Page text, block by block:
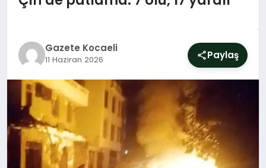
EKONOMI
MAGAZIN
SIYASET
YAŞAM
DÜNYA
Gazete Kocaeli
11 Haziran 2026 Paylaş